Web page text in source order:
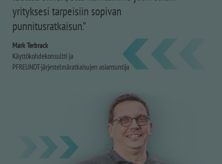
yrityksesi tarpeisiin sopivan
punnitusratkaisun.”
Mark Terbrack
Käyttökohdekonsultti ja
PFREUNDT-järjestelmäratkaisujen asiantuntija